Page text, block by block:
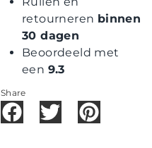
retourneren binnen
30 dagen
Beoordeeld met
een 9.3
Share